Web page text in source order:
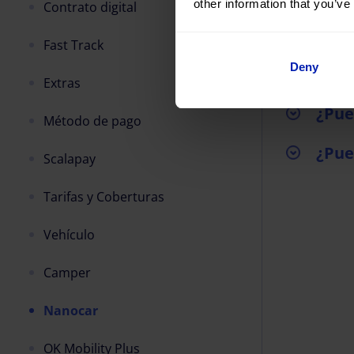
other information that
Deny
Contrato digital
Fast Track
Extras
Método de pago
Scalapay
Tarifas y Coberturas
Vehículo
Camper
Nanocar
OK Mobility Plus
¿El